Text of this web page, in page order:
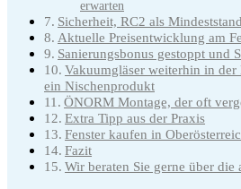
erwarten
Sicherheit, RC2 als
Aktuelle Preisentwicklung am
Sanierungsbonus gestoppt und
Vakuumgläser weiterhin in
ein Nischenprodukt
ÖNORM Montage, der oft
Extra Tipp aus der Praxis
Fenster kaufen in
Fazit
Wir beraten Sie gerne über die